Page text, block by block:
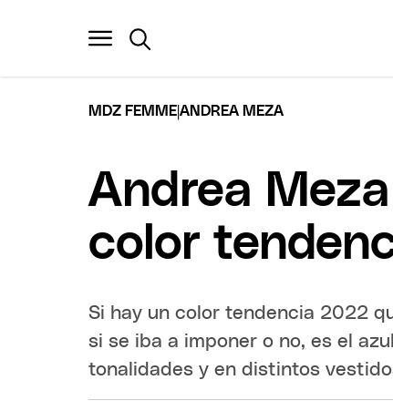
MDZ FEMME|ANDREA MEZA
Andrea
color
Si hay un color tendencia 2022
si se iba a imponer o no, es el
tonalidades y en distintos